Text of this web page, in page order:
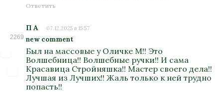
Ответить
2269
П А 07.12.2025 в 15:57
new comment
Был на массовые у Оличке М!! Это
Волшебница!! Волшебные ручки!! И сама
Красавица Стройняшка!! Мастер своего дела!!
Лучшая из Лучших!! Жаль только к ней трудно
попасть!!